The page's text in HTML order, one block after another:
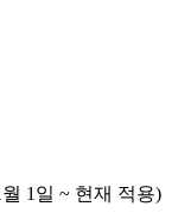
1일 ~ 현재 적용)